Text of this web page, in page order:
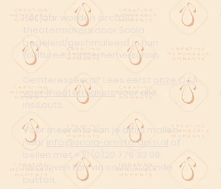
Per jaar worden circa 60
theatermakers door Scala
begeleid/gestimuleerd in hun
(cultureel) ondernemerschap.
Geïnteresseerd? Lees eerst
onze Q&A
voor theatermakers voor alle
ins&outs.
Voor meer info kan je altijd mailen
naar
info@scala-amsterdam.nl
of
bellen met
+31 (0)20 779 33 06
Inschrijven kan via onderstaande
button.